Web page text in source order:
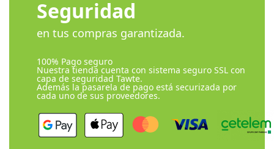
Seguridad
en tus compras garantizada.
100% Pago seguro
Nuestra tienda cuenta con sistema seguro SSL con
capa de seguridad Tawte.
Además la pasarela de pago está securizada por
cada uno de sus proveedores.